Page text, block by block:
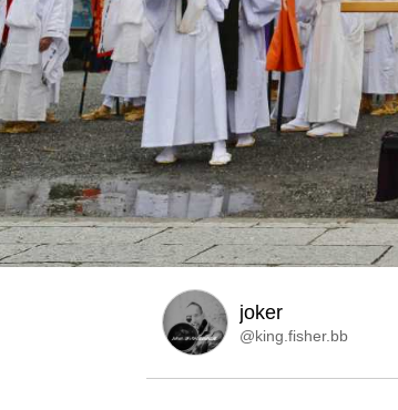
joker
@king.fisher.bb